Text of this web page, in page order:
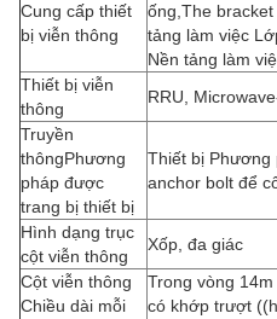
Cung cấp thiết
bị viễn thông
ống,The
tảng làm việc
Nền tảng làm
Thiết bị viễn
thông
RRU,
Truyền
thôngPhương
pháp được
trang bị thiết bị
Thiết bị Phương
anchor bolt để
Hình dạng trục
cột viễn thông
Xốp, đa giác
Cột viễn thông
Chiều dài mỗi
Trong vòng
có khớp trượt